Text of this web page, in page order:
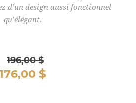
d’un design aussi fonctionnel
qu’élégant.
196,00 $
$